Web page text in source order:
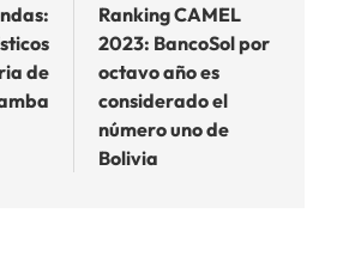
de
Ranking CAMEL
2023: BancoSol por
octavo año es
considerado el
número uno de
Bolivia